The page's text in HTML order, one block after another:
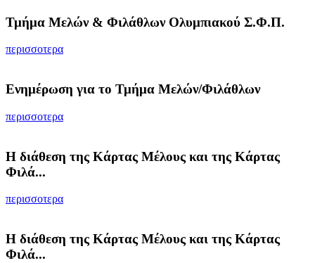
Τμήμα Μελών & Φιλάθλων Ολυμπιακού Σ.Φ.Π.
περισσοτερα
Ενημέρωση για το Τμήμα Μελών/Φιλάθλων
περισσοτερα
Η διάθεση της Κάρτας Μέλους και της Κάρτας
Φιλά...
περισσοτερα
Η διάθεση της Κάρτας Μέλους και της Κάρτας
Φιλά...